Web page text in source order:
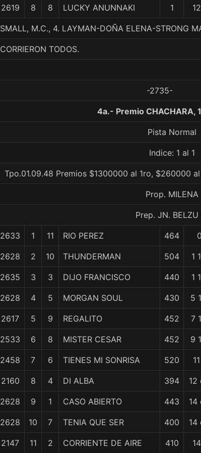
2619 8 8 LUCKY ANUNNAKI 1
SMALL, M.C., 4. LAYMAN-DOÑA ELENA-STRONG
CORRIERON TODOS.
-2735-
4a.- Premio CHACHARA,
Pista Normal
Indice: 1 al 1
Tpo.01.09.48 Premios $1300000 al 1ro, $260000
Prop. MILENA
Prep. JN. BELZU
2633 1 11 RIO PEREZ 464
2628 2 10 THUNDERMAN 504 1
2635 3 3 DIJO FRANCISCO 440 1
2628 4 5 MORGAN SOUL 430 5
2617 5 9 REGALITO 452 7
2533 6 8 MISTER CESAR 452 9
2458 7 6 TIENES MI SONRISA 520
2160 8 4 DI ALBA 394 12
2628 9 1 CASO ABIERTO 443 14
2628 10 7 TENIA QUE SER 400 14
2147 11 2 CORRIENTE DE AIRE 410